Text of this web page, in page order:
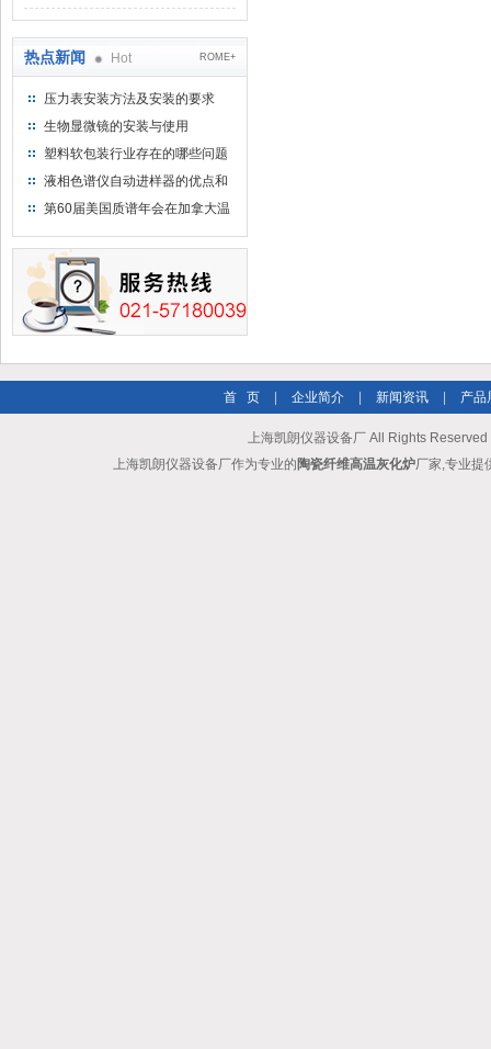
热点新闻 Hot ROME+
压力表安装方法及安装的要求
生物显微镜的安装与使用
塑料软包装行业存在的哪些问题
液相色谱仪自动进样器的优点和
维护
第60届美国质谱年会在加拿大温
首 页 企业简介 新闻资讯 产品
上海凯朗仪器设备厂 All Rights Reserved
上海凯朗仪器设备厂作为专业的 陶瓷纤维高温灰化炉厂家,专业提